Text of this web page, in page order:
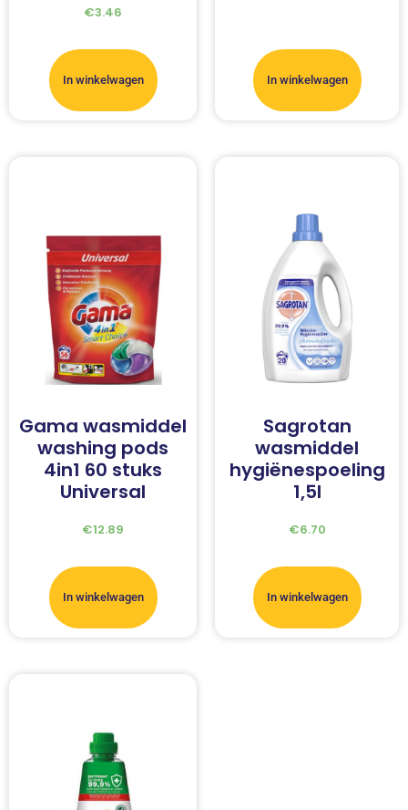
€3.46
In winkelwagen In winkelwagen
Gama wasmiddel
washing pods
4in1 60 stuks
Universal
€12.89
In winkelwagen
Sagrotan
wasmiddel
hygiënespoeling
1,5l
€6.70
In winkelwagen